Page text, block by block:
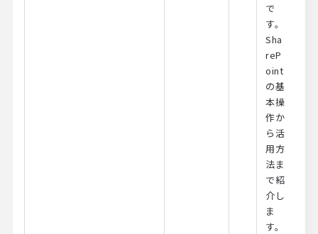
で
す。
Sha
reP
oint
の基
本操
作か
ら活
用方
法ま
で紹
介し
ま
す。